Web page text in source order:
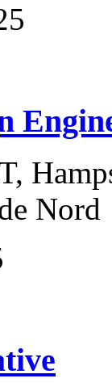
Nord